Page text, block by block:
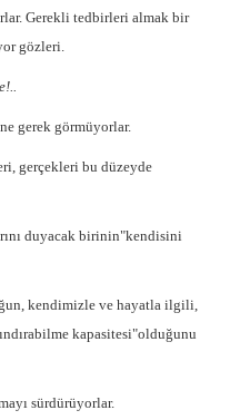
Gerekli tedbirleri almak bir
gözleri.
gerek görmüyorlar.
gerçekleri bu düzeyde
duyacak birinin"kendisini
kendimizle ve hayatla ilgili,
kapasitesi"olduğunu
sürdürüyorlar.